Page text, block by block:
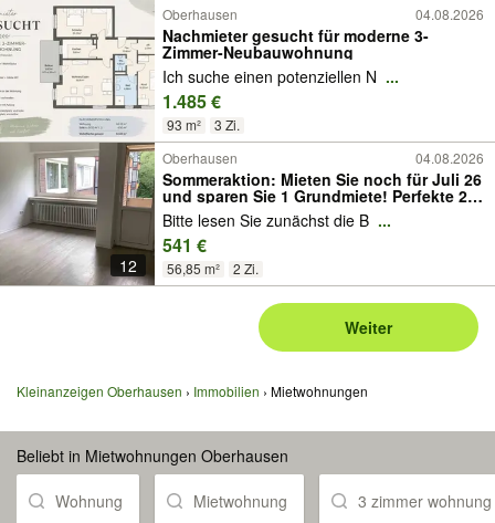
Oberhausen
04.08.2026
Nachmieter gesucht für moderne 3-
Zimmer-Neubauwohnung
Ich suche einen potenziellen N ...
1.485 €
93 m² 3 Zi.
12
Oberhausen 04.08.2026
Sommeraktion: Mieten Sie noch für Juli 26
und sparen Sie 1 Grundmiete! Perfekte 2
Zimmer mit Balkon in super verkehrsarmer
Wohnstraße
Bitte lesen Sie zunächst die B ...
541 €
56,85 m² 2 Zi.
Weiter
Kleinanzeigen Oberhausen Immobilien Mietwohnungen
Beliebt in Mietwohnungen Oberhausen
Wohnung Mietwohnung 3 zimmer